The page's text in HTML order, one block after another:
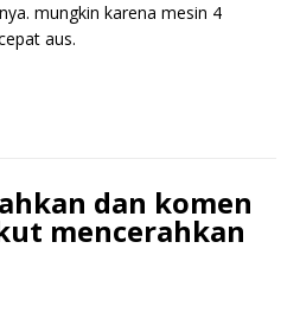
mungkin karena mesin 4
aus.
dan komen
mencerahkan